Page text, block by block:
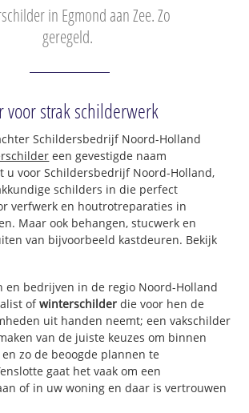
in Egmond aan Zee. Zo
geregeld.
strak schilderwerk
Schildersbedrijf Noord-Holland
een gevestigde naam
u voor Schildersbedrijf Noord-Holland,
schilders in die perfect
verfwerk en houtrotreparaties in
Maar ook behangen, stucwerk en
van bijvoorbeeld kastdeuren. Bekijk
en bedrijven in de regio Noord-Holland
ofwinterschilder die voor hen de
uit handen neemt; een vakschilder
van de juiste keuzes om binnen
zo de beoogde plannen te
gaat het vaak om een
of in uw woning en daar is vertrouwen